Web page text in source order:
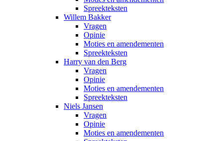
Spreekteksten
Willem Bakker
Vragen
Opinie
Moties en amendementen
Spreekteksten
Harry van den Berg
Vragen
Opinie
Moties en amendementen
Spreekteksten
Niels Jansen
Vragen
Opinie
Moties en amendementen